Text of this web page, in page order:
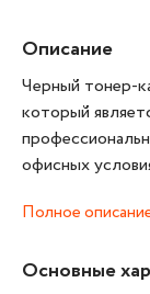
Описание
Черный тонер-
который
офисных
Полное
Основные